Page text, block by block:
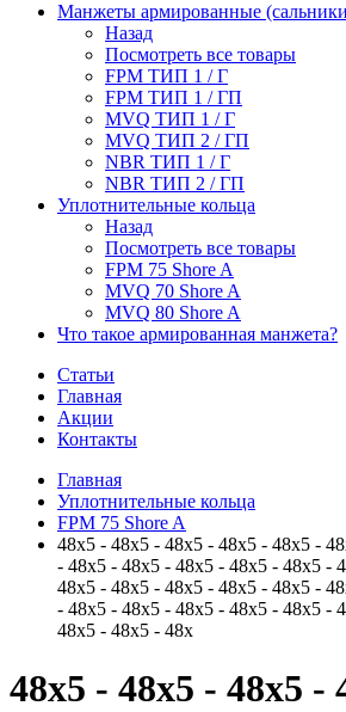
Манжеты армированные
Назад
Посмотреть все товары
FPM ТИП 1 / Г
FPM ТИП 1 / ГП
MVQ ТИП 1 / Г
MVQ ТИП 2 / ГП
NBR ТИП 1 / Г
NBR ТИП 2 / ГП
Уплотнительные кольца
Назад
Посмотреть все товары
FPM 75 Shore A
MVQ 70 Shore A
MVQ 80 Shore A
Что такое армированная манжета?
Статьи
Главная
Акции
Контакты
Главная
Уплотнительные кольца
FPM 75 Shore A
48x5 - 48x5 - 48x5 - 48x5 - 48x5 -
- 48x5 - 48x5 - 48x5 - 48x5 - 48x5 -
48x5 - 48x5 - 48x5 - 48x5 - 48x5 -
- 48x5 - 48x5 - 48x5 - 48x5 - 48x5 -
48x5 - 48x5 - 48x
48x5 - 48x5 - 48x5 -